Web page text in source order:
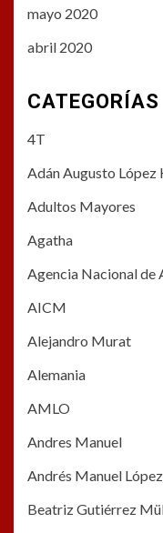
mayo 2020
abril 2020
CATEGORÍAS
4T
Adán Augusto López
Adultos Mayores
Agatha
Agencia Nacional de
AICM
Alejandro Murat
Alemania
AMLO
Andres Manuel
Andrés Manuel
Beatriz Gutiérrez